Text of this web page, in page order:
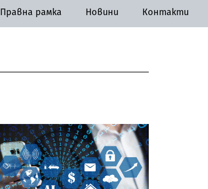
Правна рамка Новини Контакти